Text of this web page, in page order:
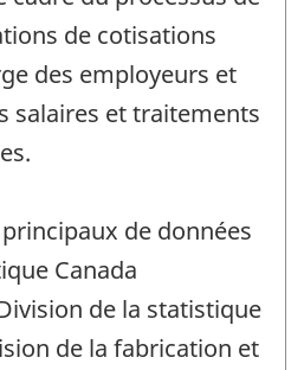
de cotisations
des employeurs et
salaires et traitements
de données
Canada
de la statistique
de la fabrication et